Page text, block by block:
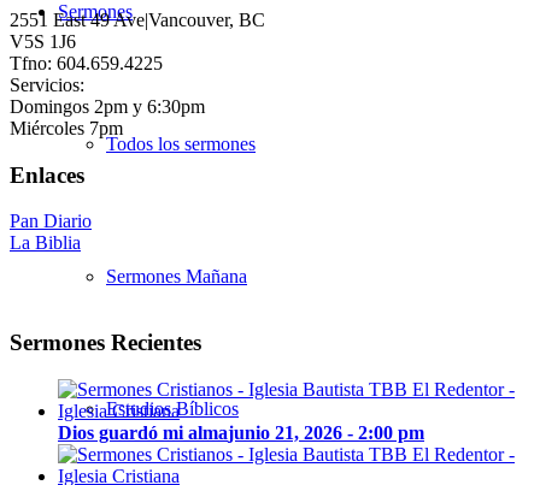
Sermones
Todos los sermones
Sermones Mañana
Estudios Bíblicos
2551 East 49 Ave|Vancouver, BC
V5S 1J6
Tfno: 604.659.4225
Servicios:
Domingos 2pm y 6:30pm
Miércoles 7pm
Enlaces
Pan Diario
La Biblia
Sermones Recientes
Dios guardó mi almajunio 21, 2026 - 2:00 pm